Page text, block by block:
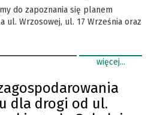
do zapoznania się planem
ul. Wrzosowej, ul. 17 Września oraz
więcej...
dla drogi od ul.